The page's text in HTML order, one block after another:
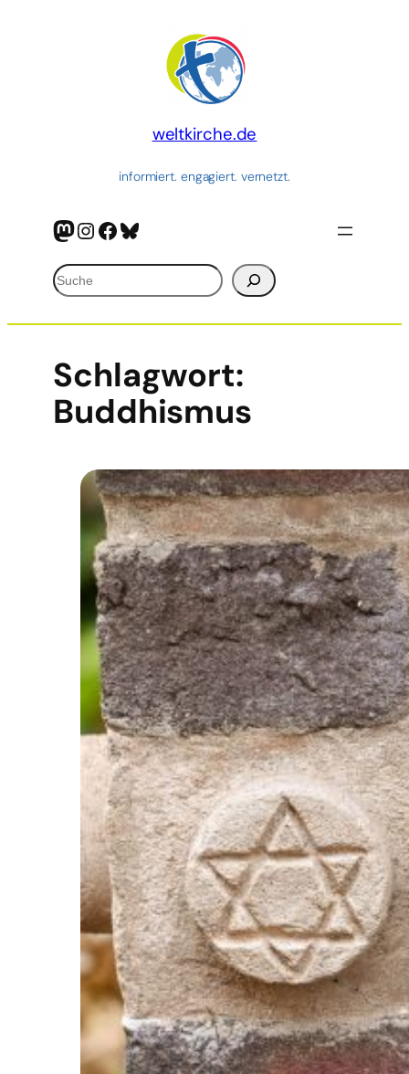
weltkirche.de
informiert. engagiert. vernetzt.
Mastodon
Instagram
Facebook
Bluesky
Suchen
Schlagwort:
Buddhismus